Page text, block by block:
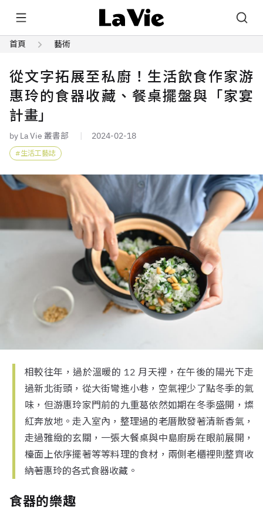
首頁 藝術
從文字拓展至私廚！生活飲食作家游
惠玲的食器收藏、餐桌擺盤與「家宴
計畫」
by La Vie 叢書部 2024-02-18
生活工藝誌
相較往年，過於溫暖的 12 月天裡，在午後的陽光下走
過新北街頭，從大街彎進小巷，空氣裡少了點冬季的氣
味，但游惠玲家門前的九重葛依然如期在冬季盛開，燦
紅奔放地。走入室內，整理過的老厝散發著清新香氣，
走過雅緻的玄關，一張大餐桌與中島廚房在眼前展開，
檯面上依序擺著等等料理的食材，兩側老櫃裡則整齊收
納著惠玲的各式食器收藏。
食器的樂趣